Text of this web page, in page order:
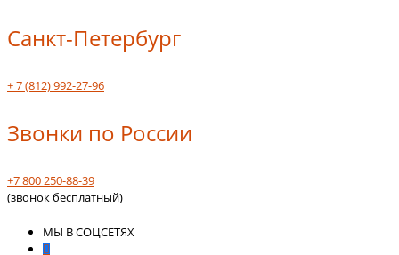
Санкт-Петербург
+ 7 (812) 992-27-96
Звонки по России
+7 800 250-88-39
(звонок бесплатный)
МЫ В СОЦСЕТЯХ